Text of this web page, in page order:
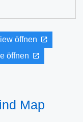
öffnen
öffnen
Map